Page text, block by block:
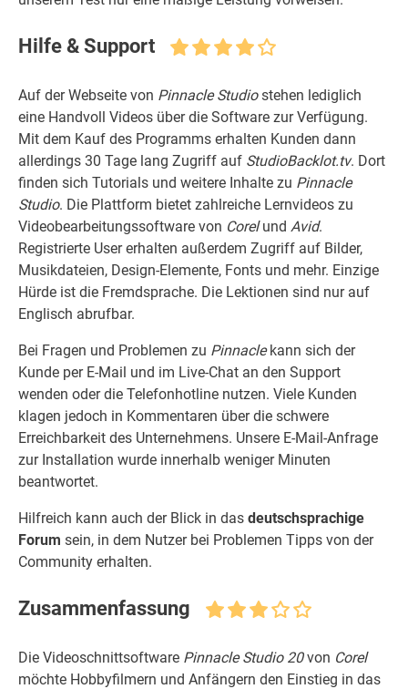
Hilfe & Support
Auf der Webseite von Pinnacle Studiostehen lediglich
eine Handvoll Videos über die Software zur Verfügung.
Mit dem Kauf des Programms erhalten Kunden dann
allerdings 30 Tage lang Zugriff auf StudioBacklot.tv. Dort
finden sich Tutorials und weitere Inhalte zu Pinnacle
Studio. Die Plattform bietet zahlreiche Lernvideos zu
Videobearbeitungssoftware von Corelund Avid.
Registrierte User erhalten außerdem Zugriff auf Bilder,
Musikdateien, Design-Elemente, Fonts und mehr. Einzige
Hürde ist die Fremdsprache. Die Lektionen sind nur auf
Englisch abrufbar.
Bei Fragen und Problemen zu Pinnaclekann sich der
Kunde per E-Mail und im Live-Chat an den Support
wenden oder die Telefonhotline nutzen. Viele Kunden
klagen jedoch in Kommentaren über die schwere
Erreichbarkeit des Unternehmens. Unsere E-Mail-Anfrage
zur Installation wurde innerhalb weniger Minuten
beantwortet.
Hilfreich kann auch der Blick in das deutschsprachige
Forum sein, in dem Nutzer bei Problemen Tipps von der
Community erhalten.
Zusammenfassung
Die Videoschnittsoftware Pinnacle Studio 20von Corel
möchte Hobbyfilmern und Anfängern den Einstieg in das